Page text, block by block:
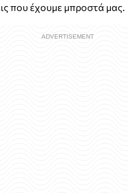
που έχουμε μπροστά μας.